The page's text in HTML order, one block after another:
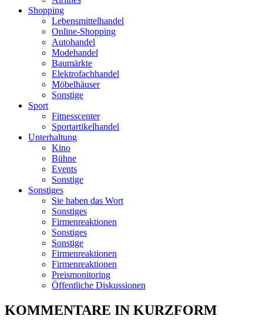
Shopping
Lebensmittelhandel
Online-Shopping
Autohandel
Modehandel
Baumärkte
Elektrofachhandel
Möbelhäuser
Sonstige
Sport
Fitnesscenter
Sportartikelhandel
Unterhaltung
Kino
Bühne
Events
Sonstige
Sonstiges
Sie haben das Wort
Sonstiges
Firmenreaktionen
Sonstiges
Sonstige
Firmenreaktionen
Firmenreaktionen
Preismonitoring
Öffentliche Diskussionen
KOMMENTARE IN KURZFORM